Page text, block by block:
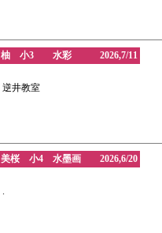
柚 小3 水彩 2026,7/11
逆井教室
美桜 小4 水墨画 2026,6/20
.